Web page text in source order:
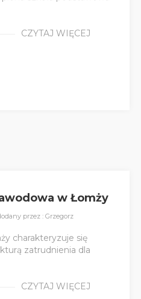
CZYTAJ WIĘCEJ
w Łomży
przez : Grzegorz
charakteryzuje się
zatrudnienia dla
CZYTAJ WIĘCEJ